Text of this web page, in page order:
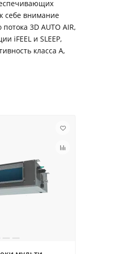
себе внимание
3D AUTO AIR,
iFEEL и SLEEP,
класса А,